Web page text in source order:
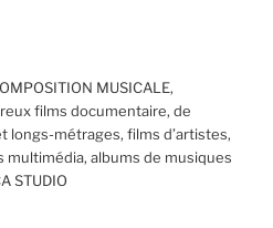
MUSICALE,
films documentaire, de
longs-métrages, films d’artistes,
albums de musiques
STUDIO